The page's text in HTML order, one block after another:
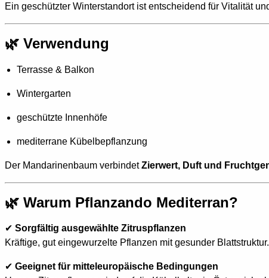
Ein geschützter Winterstandort ist entscheidend für Vitalität
🌿 Verwendung
Terrasse & Balkon
Wintergarten
geschützte Innenhöfe
mediterrane Kübelbepflanzung
Der Mandarinenbaum verbindetZierwert, Duft und
🌿 Warum Pflanzando Mediterran?
✔ Sorgfältig ausgewählte Zitruspflanzen
Kräftige, gut eingewurzelte Pflanzen mit gesunder Blattstruktur.
✔ Geeignet für mitteleuropäische Bedingungen